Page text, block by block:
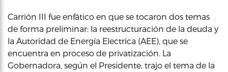
Carrión III fue enfático en que se tocaron dos temas
de forma preliminar: la reestructuración de la deuda y
la Autoridad de Energía Electrica (AEE), que se
encuentra en proceso de privatización. La
Gobernadora, según el Presidente, trajo el tema de la